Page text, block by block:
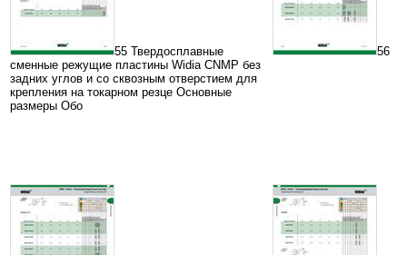
55 Твердосплавные
сменные режущие пластины Widia CNMP без
задних углов и со сквозным отверстием для
крепления на токарном резце Основные
размеры Обо
56